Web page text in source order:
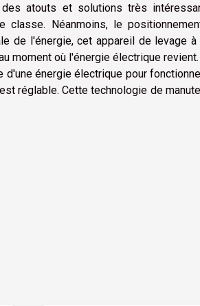
atouts et solutions très
classe. Néanmoins, le
de l'énergie, cet appareil de levage
moment où l'énergie électrique revient.
énergie électrique pour
réglable. Cette technologie de